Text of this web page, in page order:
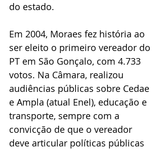
do estado.
Em 2004, Moraes fez história ao
ser eleito o primeiro vereador do
PT em São Gonçalo, com 4.733
votos. Na Câmara, realizou
audiências públicas sobre Cedae
e Ampla (atual Enel), educação e
transporte, sempre com a
convicção de que o vereador
deve articular políticas públicas